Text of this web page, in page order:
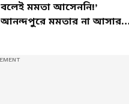
বলেই মমতা আসেননি!’
আনন্দপুরে মমতার না আসার